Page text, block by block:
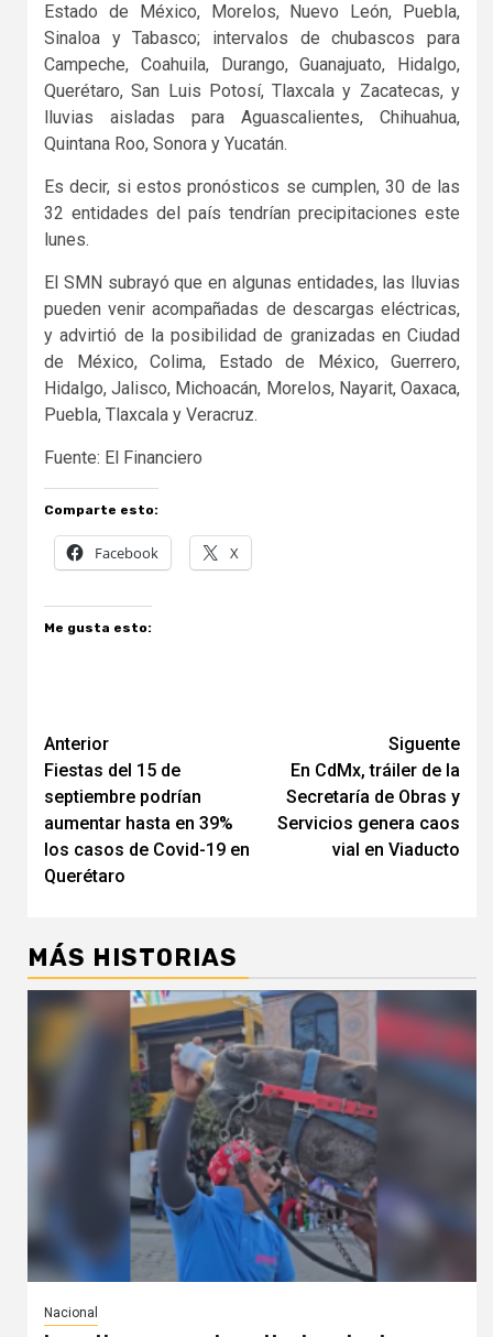
Estado de México, Morelos, Nuevo León, Puebla,
Sinaloa y Tabasco; intervalos de chubascos para
Campeche, Coahuila, Durango, Guanajuato, Hidalgo,
Querétaro, San Luis Potosí, Tlaxcala y Zacatecas, y
lluvias aisladas para Aguascalientes, Chihuahua,
Quintana Roo, Sonora y Yucatán.
Es decir, si estos pronósticos se cumplen, 30 de las
32 entidades del país tendrían precipitaciones este
lunes.
El SMN subrayó que en algunas entidades, las lluvias
pueden venir acompañadas de descargas eléctricas,
y advirtió de la posibilidad de granizadas en Ciudad
de México, Colima, Estado de México, Guerrero,
Hidalgo, Jalisco, Michoacán, Morelos, Nayarit, Oaxaca,
Puebla, Tlaxcala y Veracruz.
Fuente: El Financiero
Comparte esto:
Facebook X
Me gusta esto:
Navegación
de
entradas
Anterior
Fiestas del 15 de
septiembre podrían
aumentar hasta en 39%
los casos de Covid-19 en
Querétaro
Siguente
En CdMx, tráiler de la
Secretaría de Obras y
Servicios genera caos
vial en Viaducto
MÁS HISTORIAS
Nacional